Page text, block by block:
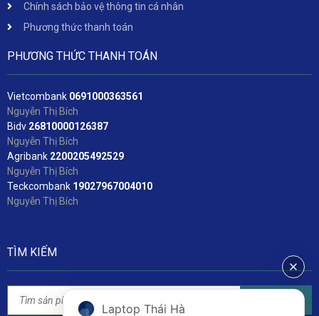
Chính sách bảo vệ thông tin cá nhân
Phương thức thanh toán
PHƯƠNG THỨC THANH TOÁN
Vietcombank 0691000363561
Nguyễn Thị Bích
Bidv 26810000126387
Nguyễn Thị Bích
Agribank 2200205492529
Nguyễn Thị Bích
Teckcombank 19027967004010
Nguyễn Thị Bích
TÌM KIẾM
Laptop Thái Hà